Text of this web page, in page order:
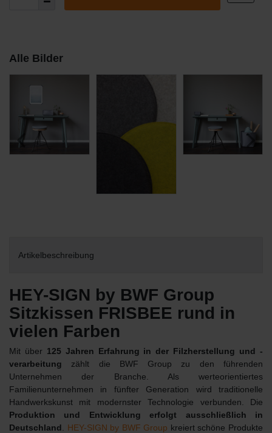
Alle Bilder
Artikelbeschreibung
HEY-SIGN by BWF Group
Sitzkissen FRISBEE rund in
vielen Farben
Mit über 125 Jahren Erfahrung in der Filzherstellung und -
verarbeitung zählt die BWF Group zu den führenden
Unternehmen der Branche. Als werteorientiertes
Familienunternehmen in fünfter Generation wird traditionelle
Handwerkskunst mit modernster Technologie verbunden. Die
Produktion und Entwicklung erfolgt ausschließlich in
Deutschland
HEY-SIGN by BWF Group kreiert schöne Produkte